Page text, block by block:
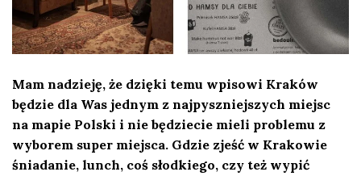
Mam nadzieję, że dzięki temu wpisowi Kraków
będzie dla Was jednym z najpyszniejszych miejsc
na mapie Polski i nie będziecie mieli problemu z
wyborem super miejsca. Gdzie zjeść w Krakowie
śniadanie, lunch, coś słodkiego, czy też wypić